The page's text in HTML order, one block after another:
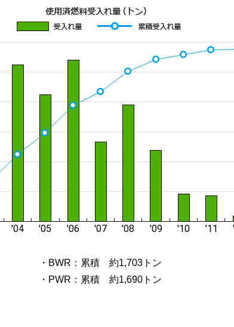
・BWR：累積 約1,703トン
・PWR：累積 約1,690トン